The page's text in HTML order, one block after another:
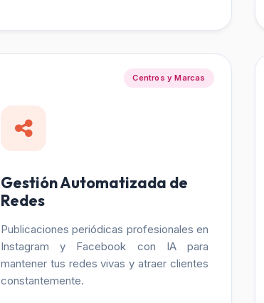
Centros y Marcas
Gestión Automatizada de
Redes
Publicaciones periódicas profesionales en
Instagram y Facebook con IA para
mantener tus redes vivas y atraer clientes
constantemente.